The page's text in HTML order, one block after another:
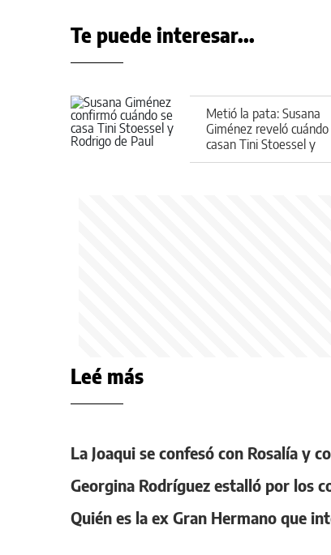
Te puede interesar...
Metió la pata: Susana
Giménez reveló cuándo
casan Tini Stoessel y
Rodrigo de Paul
Leé más
La Joaqui se confesó con Rosalía y
Georgina Rodríguez estalló por los
Quién es la ex Gran Hermano que